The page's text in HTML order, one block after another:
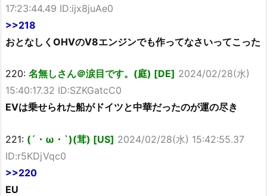
17:23:44.49 ID:ijx8juAe0
>>218
おとなしくOHVのV8エンジンでも作ってなさいってこった
220: 名無しさん＠涙目です。(庭) [DE] 2024/02/28(水)
15:40:17.32 ID:SZKGatcC0
EVは乗せられた船がドイツと中華だったのが運の尽き
221: (´・ω・`)(茸) [US] 2024/02/28(水) 15:42:55.37
ID:r5KDjVqc0
>>220
EU